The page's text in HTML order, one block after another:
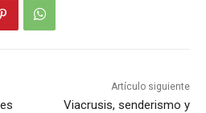
Artículo siguiente
Viacrusis, senderismo y